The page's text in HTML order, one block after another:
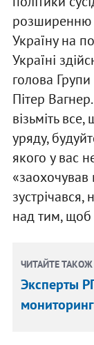
розширенню
Україну на
Україні
голова
Пітер
візьміть
уряду,
якого у вас
«заохочував
над тим, щоб
ЧИТАЙТЕ ТАКОЖ
Эксперты